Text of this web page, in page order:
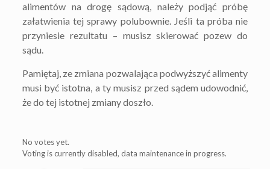
alimentów na drogę sądową, należy podjąć próbę
załatwienia tej sprawy polubownie. Jeśli ta próba nie
przyniesie rezultatu – musisz skierować pozew do
sądu.
Pamiętaj, ze zmiana pozwalająca podwyższyć alimenty
musi być istotna, a ty musisz przed sądem udowodnić,
że do tej istotnej zmiany doszło.
No votes yet.
Voting is currently disabled, data maintenance in progress.